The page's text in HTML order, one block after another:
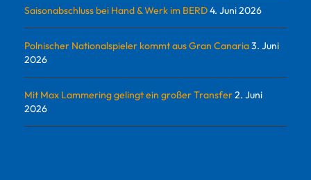
Saisonabschluss bei Hand & Werk im BERD4. Juni 2026
Polnischer Nationalspieler kommt aus Gran Canaria3. Juni
2026
Mit Max Lammering gelingt ein großer Transfer2. Juni
2026